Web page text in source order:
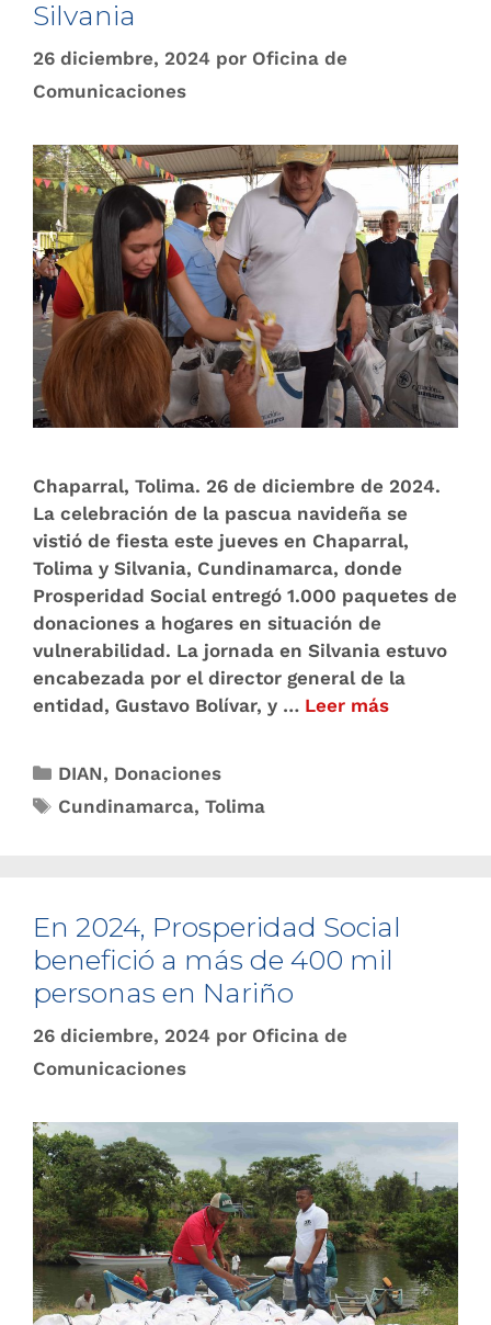
Silvania
26 diciembre, 2024 por Oficina de
Comunicaciones
Chaparral, Tolima. 26 de diciembre de 2024.
La celebración de la pascua navideña se
vistió de fiesta este jueves en Chaparral,
Tolima y Silvania, Cundinamarca, donde
Prosperidad Social entregó 1.000 paquetes de
donaciones a hogares en situación de
vulnerabilidad. La jornada en Silvania estuvo
encabezada por el director general de la
entidad, Gustavo Bolívar, y … Leer más
DIAN, Donaciones
Cundinamarca,Tolima
En 2024, Prosperidad Social
benefició a más de 400 mil
personas en Nariño
26 diciembre, 2024 por Oficina de
Comunicaciones